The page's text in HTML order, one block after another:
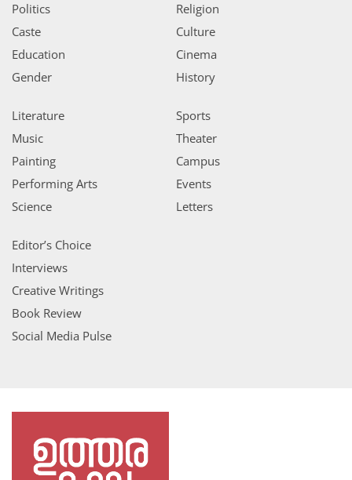
Politics
Caste
Education
Gender
Religion
Culture
Cinema
History
Literature
Music
Painting
Performing Arts
Science
Sports
Theater
Campus
Events
Letters
Editor’s Choice
Interviews
Creative Writings
Book Review
Social Media Pulse